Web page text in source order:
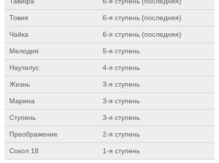
Товия 6-я ступень (последняя)
Чайка 6-я ступень (последняя)
Мелодия 5-я ступень
Наутилус 4-я ступень
Жизнь 3-я ступень
Марина 3-я ступень
Ступень 3-я ступень
Преображение 2-я ступень
Сокол 18 1-я ступень